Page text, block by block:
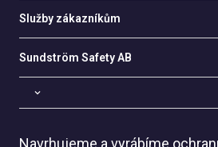
Služby zákazníkům
Sundström Safety AB
Navrhujeme a vyrábíme